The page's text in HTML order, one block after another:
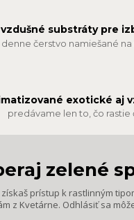
substráty pre
denne čerstvo namiešané na
exotické aj
predávame len to, čo rastie
zelené
prístup k rastlinným
z Kvetárne. Odhlásiť sa